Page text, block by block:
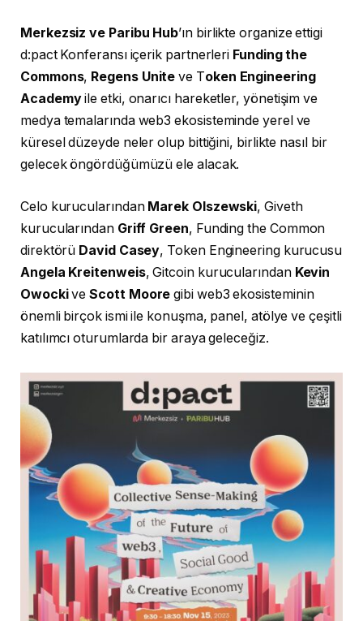
Merkezsiz ve Paribu Hub’ın birlikte organize ettigi
d:pact Konferansı içerik partnerleri Funding the
Commons, Regens Unite ve Token Engineering
Academyile etki, onarıcı hareketler, yönetişim ve
medya temalarında web3 ekosisteminde yerel ve
küresel düzeyde neler olup bittiğini, birlikte nasıl bir
gelecek öngördüğümüzü ele alacak.
Celo kurucularından Marek Olszewski, Giveth
kurucularından Griff Green, Funding the Common
direktörü David Casey, Token Engineering kurucusu
Angela Kreitenweis, Gitcoin kurucularından Kevin
OwockiveScott Moore gibi web3 ekosisteminin
önemli birçok ismi ile konuşma, panel, atölye ve çeşitli
katılımcı oturumlarda bir araya geleceğiz.